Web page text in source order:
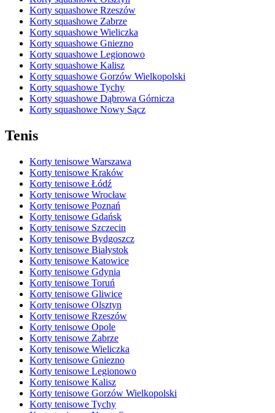
Korty squashowe Rzeszów
Korty squashowe Zabrze
Korty squashowe Wieliczka
Korty squashowe Gniezno
Korty squashowe Legionowo
Korty squashowe Kalisz
Korty squashowe Gorzów Wielkopolski
Korty squashowe Tychy
Korty squashowe Dąbrowa Górnicza
Korty squashowe Nowy Sącz
Tenis
Korty tenisowe Warszawa
Korty tenisowe Kraków
Korty tenisowe Łódź
Korty tenisowe Wrocław
Korty tenisowe Poznań
Korty tenisowe Gdańsk
Korty tenisowe Szczecin
Korty tenisowe Bydgoszcz
Korty tenisowe Białystok
Korty tenisowe Katowice
Korty tenisowe Gdynia
Korty tenisowe Toruń
Korty tenisowe Gliwice
Korty tenisowe Olsztyn
Korty tenisowe Rzeszów
Korty tenisowe Opole
Korty tenisowe Zabrze
Korty tenisowe Wieliczka
Korty tenisowe Gniezno
Korty tenisowe Legionowo
Korty tenisowe Kalisz
Korty tenisowe Gorzów Wielkopolski
Korty tenisowe Tychy